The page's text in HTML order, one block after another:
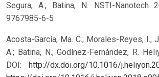
Segura, A.; Batina, N. NSTI-Nanotech
9767985-6-5
Acosta-García, Ma. C.; Morales-Reyes, I.;
A.; Batina, N.; Godínez-Fernández, R.
DOI:
http://dx.doi.org/10.1016/